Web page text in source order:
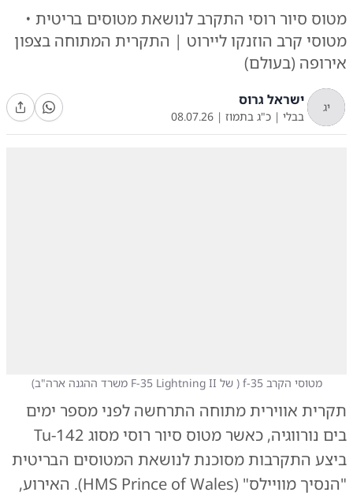
מטוס סיור רוסי התקרב לנושאת מטוסים בריטית •
מטוסי קרב הוזנקו ליירוט | התקרית המתוחה בצפון
אירופה (בעולם)
יג ישראל גרוס
בבלי | כ"ג בתמוז |
08.07.26
מטוסי הקרב f-35 ( של F-35 Lightning II משרד ההגנה ארה"ב )
תקרית אווירית מתוחה התרחשה לפני מספר ימים
בים נורווגיה, כאשר מטוס סיור רוסי מסוג Tu-142
ביצע התקרבות מסוכנת לנושאת המטוסים הבריטית
"הנסיך מוויילס" (HMS Prince of Wales). האירוע,